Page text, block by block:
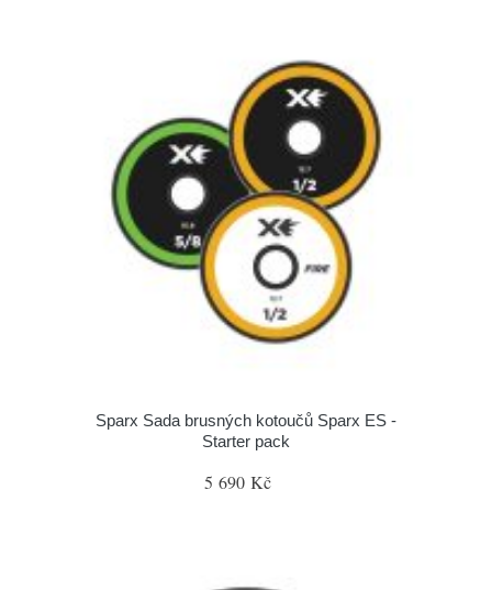
Sparx Sada brusných kotoučů Sparx ES -
Starter pack
5 690 Kč